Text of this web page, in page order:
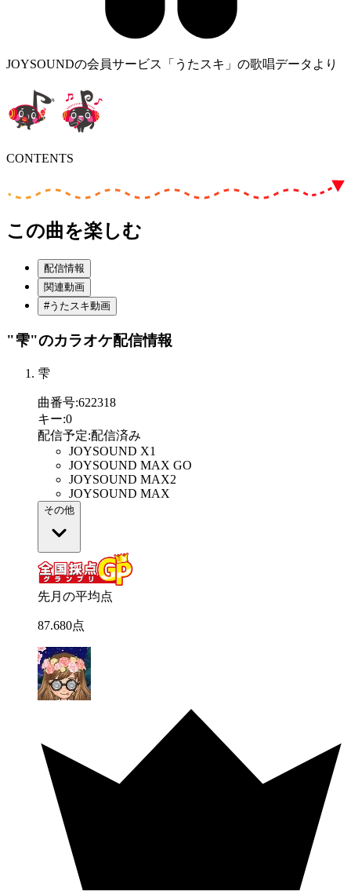
JOYSOUNDの会員サービス「うたスキ」の歌唱データより
CONTENTS
この曲を楽しむ
配信情報
関連動画
#うたスキ動画
"雫"のカラオケ配信情報
雫
曲番号:622318
キー:0
配信予定:配信済み
JOYSOUND X1
JOYSOUND MAX GO
JOYSOUND MAX2
JOYSOUND MAX
その他
先月の平均点
87.680点